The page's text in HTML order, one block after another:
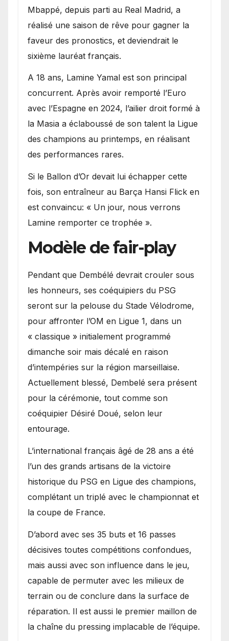
Mbappé, depuis parti au Real Madrid, a
réalisé une saison de rêve pour gagner la
faveur des pronostics, et deviendrait le
sixième lauréat français.
A 18 ans, Lamine Yamal est son principal
concurrent. Après avoir remporté l’Euro
avec l’Espagne en 2024, l’ailier droit formé à
la Masia a éclaboussé de son talent la Ligue
des champions au printemps, en réalisant
des performances rares.
Si le Ballon d’Or devait lui échapper cette
fois, son entraîneur au Barça Hansi Flick en
est convaincu: « Un jour, nous verrons
Lamine remporter ce trophée ».
Modèle de fair-play
Pendant que Dembélé devrait crouler sous
les honneurs, ses coéquipiers du PSG
seront sur la pelouse du Stade Vélodrome,
pour affronter l’OM en Ligue 1, dans un
« classique » initialement programmé
dimanche soir mais décalé en raison
d’intempéries sur la région marseillaise.
Actuellement blessé, Dembelé sera présent
pour la cérémonie, tout comme son
coéquipier Désiré Doué, selon leur
entourage.
L’international français âgé de 28 ans a été
l’un des grands artisans de la victoire
historique du PSG en Ligue des champions,
complétant un triplé avec le championnat et
la coupe de France.
D’abord avec ses 35 buts et 16 passes
décisives toutes compétitions confondues,
mais aussi avec son influence dans le jeu,
capable de permuter avec les milieux de
terrain ou de conclure dans la surface de
réparation. Il est aussi le premier maillon de
la chaîne du pressing implacable de l’équipe.